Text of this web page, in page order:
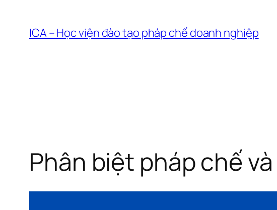
ICA – Học viện đào tạo pháp chế doanh nghiệp
Phân biệt pháp chế